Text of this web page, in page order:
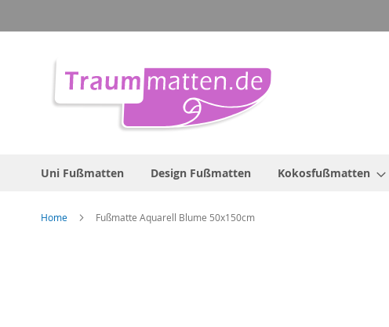
zum
Uni Fußmatten Design Fußmatten Kokosfußmatten
Home Fußmatte Aquarell Blume 50x150cm